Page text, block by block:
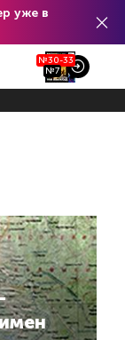
уже в
№30-33
№7